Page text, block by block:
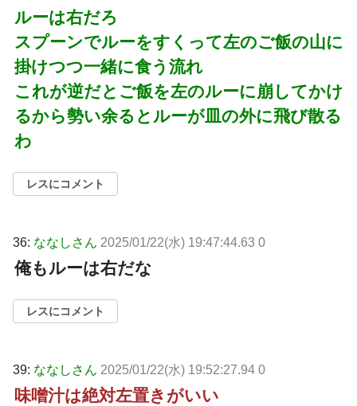
ルーは右だろ
スプーンでルーをすくって左のご飯の山に
掛けつつ一緒に食う流れ
これが逆だとご飯を左のルーに崩してかけ
るから勢い余るとルーが皿の外に飛び散る
わ
レスにコメント
36: ななしさん 2025/01/22(水) 19:47:44.63 0
俺もルーは右だな
レスにコメント
39: ななしさん 2025/01/22(水) 19:52:27.94 0
味噌汁は絶対左置きがいい